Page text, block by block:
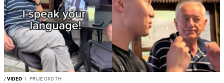
/VIDEO I PRIJE OKO 7H